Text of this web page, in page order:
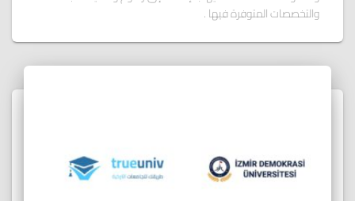
والتخصصات المتوفرة فيها .